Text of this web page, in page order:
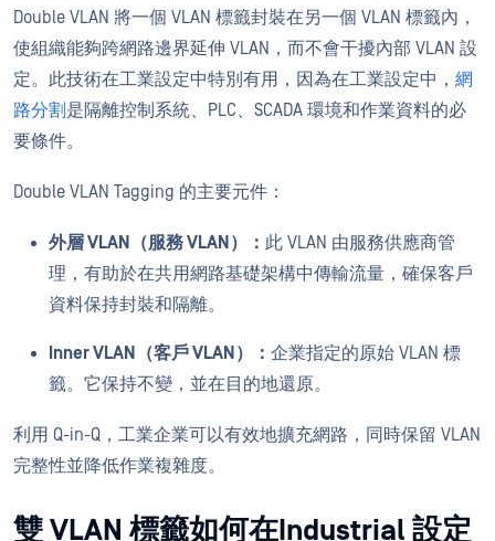
Double VLAN 將一個 VLAN 標籤封裝在另一個 VLAN 標籤內，
使組織能夠跨網路邊界延伸 VLAN，而不會干擾內部 VLAN 設
定。此技術在工業設定中特別有用，因為在工業設定中， 網
路分割 是隔離控制系統、PLC、SCADA 環境和作業資料的必
要條件。
Double VLAN Tagging 的主要元件：
外層 VLAN（服務 VLAN）： 此 VLAN 由服務供應商管
理，有助於在共用網路基礎架構中傳輸流量，確保客戶
資料保持封裝和隔離。
Inner VLAN（客戶 VLAN）： 企業指定的原始 VLAN 標
籤。它保持不變，並在目的地還原。
利用 Q-in-Q，工業企業可以有效地擴充網路，同時保留 VLAN
完整性並降低作業複雜度。
雙 VLAN 標籤如何在Industrial 設定